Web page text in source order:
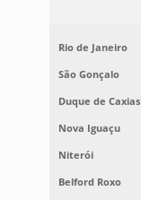
Rio de Janeiro
São Gonçalo
Duque de Caxias
Nova Iguaçu
Niterói
Belford Roxo